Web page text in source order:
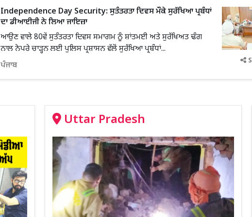
Independence Day Security: ਸੁਤੰਤਰਤਾ ਦਿਵਸ ਮੌਕੇ ਸੁਰੱਖਿਆ ਪ੍ਰਬੰਧਾਂ
ਦਾ ਡੀਆਈਜੀ ਨੇ ਲਿਆ ਜਾਇਜ਼ਾ
ਆਉਣ ਵਾਲੇ 80ਵੇਂ ਸੁਤੰਤਰਤਾ ਦਿਵਸ ਸਮਾਗਮ ਨੂੰ ਸ਼ਾਂਤਮਈ ਅਤੇ ਸੁਰੱਖਿਅਤ ਢੰਗ
ਨਾਲ ਨੇਪਰੇ ਚਾੜ੍ਹਨ ਲਈ ਪੁਲਿਸ ਪ੍ਰਸ਼ਾਸਨ ਵੱਲੋਂ ਸੁਰੱਖਿਆ ਪ੍ਰਬੰਧਾਂ...
ਪੰਜਾਬ
Uttar Pradesh